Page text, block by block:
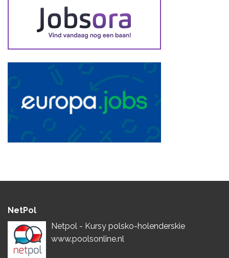
NetPol
Netpol - Kursy polsko-holenderskie
www.poolsonline.nl